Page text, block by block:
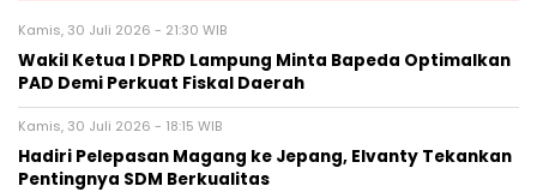
Kamis, 30 Juli 2026 - 21:30 WIB
Wakil Ketua l DPRD Lampung Minta Bapeda Optimalkan
PAD Demi Perkuat Fiskal Daerah
Kamis, 30 Juli 2026 - 18:15 WIB
Hadiri Pelepasan Magang ke Jepang, Elvanty Tekankan
Pentingnya SDM Berkualitas